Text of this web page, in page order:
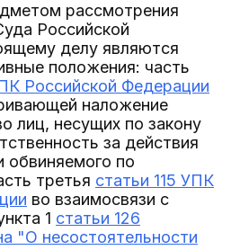
рассмотрения
Российской
делу являются
положения: часть
Российской Федерации
наложение
лиц, несущих по закону
за действия
обвиняемого по
третья статьи 115 УПК
во взаимосвязи с
1 статьи 126
"О несостоятельности